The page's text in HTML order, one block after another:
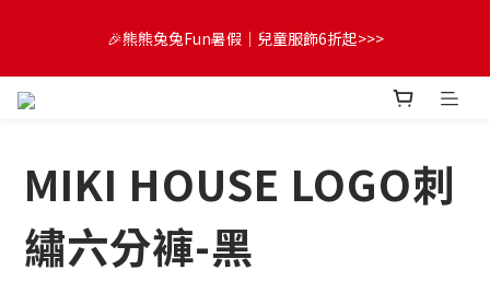
💌】
🎉熊熊兔兔Fun暑假｜兒童服飾6折起>>>
😍FUN暑假！童裝開心購【滿$3,000，送$300 (最高回饋$1,200)
💌】
MIKI HOUSE LOGO刺
繡六分褲-黑